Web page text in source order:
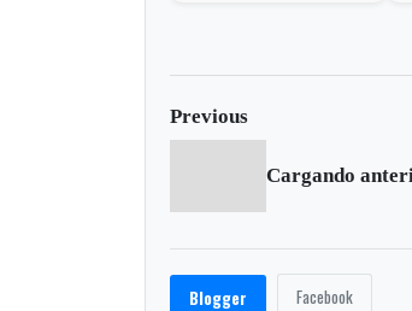
Previous
Cargando
Blogger Facebook